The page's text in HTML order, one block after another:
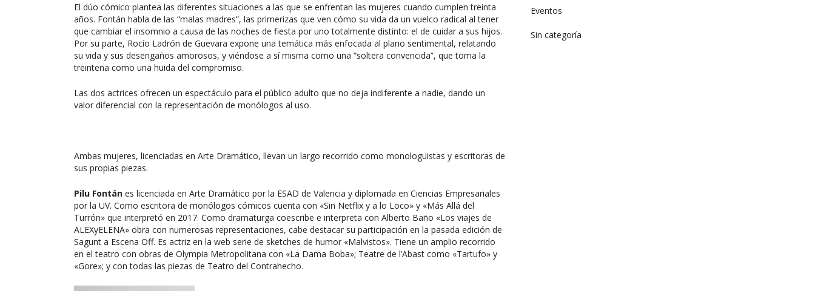
El dúo cómico plantea las diferentes situaciones a las que se enfrentan las mujeres cuando cumplen treinta
años. Fontán habla de las “malas madres”, las primerizas que ven cómo su vida da un vuelco radical al tener
que cambiar el insomnio a causa de las noches de fiesta por uno totalmente distinto: el de cuidar a sus hijos.
Por su parte, Rocío Ladrón de Guevara expone una temática más enfocada al plano sentimental, relatando
su vida y sus desengaños amorosos, y viéndose a sí misma como una “soltera convencida”, que toma la
treintena como una huida del compromiso.
Las dos actrices ofrecen un espectáculo para el público adulto que no deja indiferente a nadie, dando un
valor diferencial con la representación de monólogos al uso.
Ambas mujeres, licenciadas en Arte Dramático, llevan un largo recorrido como monologuistas y escritoras de
sus propias piezas.
Pilu Fontán es licenciada en Arte Dramático por la ESAD de Valencia y diplomada en Ciencias Empresariales
por la UV. Como escritora de monólogos cómicos cuenta con «Sin Netflix y a lo Loco» y «Más Allá del
Turrón» que interpretó en 2017. Como dramaturga coescribe e interpreta con Alberto Baño «Los viajes de
ALEXyELENA» obra con numerosas representaciones, cabe destacar su participación en la pasada edición de
Sagunt a Escena Off. Es actriz en la web serie de sketches de humor «Malvistos». Tiene un amplio recorrido
en el teatro con obras de Olympia Metropolitana con «La Dama Boba»; Teatre de l’Abast como «Tartufo» y
«Gore»; y con todas las piezas de Teatro del Contrahecho.
Eventos
Sin categoría